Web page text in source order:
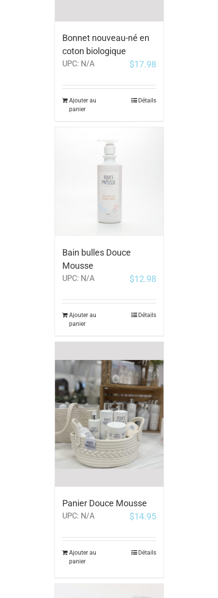
Bonnet nouveau-né en
coton biologique
UPC: N/A $17.98
Ajouter au
panier
Détails
Bain bulles Douce
Mousse
UPC: N/A $12.98
Ajouter au
panier
Détails
Panier Douce Mousse
UPC: N/A $14.95
Ajouter au
panier
Détails